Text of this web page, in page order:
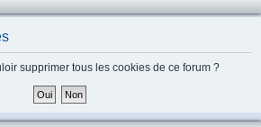
supprimer tous les cookies de ce forum ?